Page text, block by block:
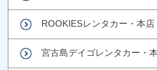
ROOKIESレンタカー・本店
宮古島デイゴレンタカー・